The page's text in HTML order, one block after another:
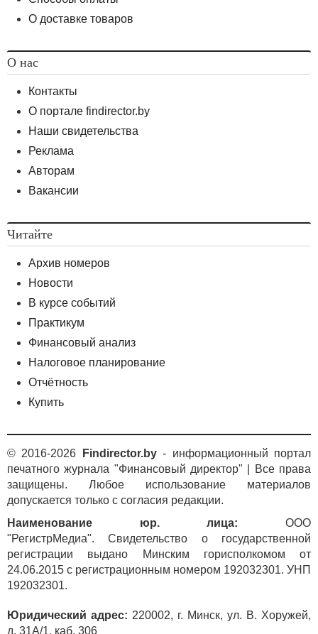
О доставке товаров
О нас
Контакты
О портале findirector.by
Наши свидетельства
Реклама
Авторам
Вакансии
Читайте
Архив номеров
Новости
В курсе событий
Практикум
Финансовый анализ
Налоговое планирование
Отчётность
Купить
© 2016-2026 Findirector.by- информационный портал
печатного журнала "Финансовый директор" | Все права
защищены. Любое использование материалов
допускается только с согласия редакции.
Наименование юр. лица: ООО
"РегистрМедиа". Свидетельство о государственной
регистрации выдано Минским горисполкомом от
24.06.2015 с регистрационным номером 192032301. УНП
192032301.
Юридический адрес: 220002, г. Минск, ул. В. Хоружей,
д. 31А/1, каб. 306